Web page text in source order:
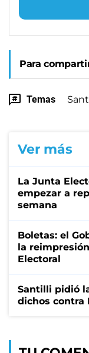
Para
Temas
Ver más
La Junta
empezar a
semana
Boletas: el
la
Electoral
Santilli pidió
dichos contra